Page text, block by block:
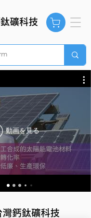
動画を見る